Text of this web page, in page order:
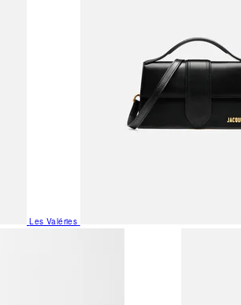
Les Valéries